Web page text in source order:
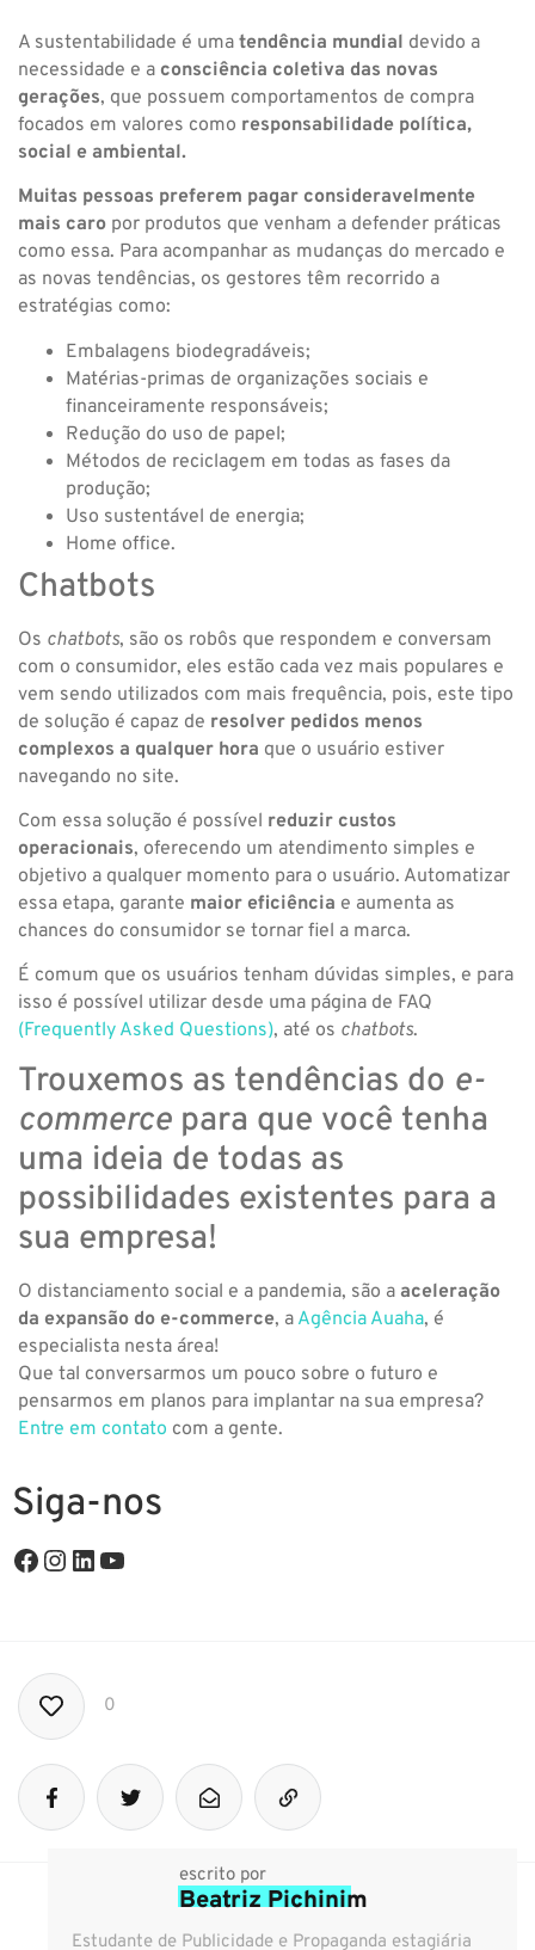
A sustentabilidade é uma tendência mundial devido a
necessidade e a consciência coletiva das novas
gerações, que possuem comportamentos de compra
focados em valores como responsabilidade política,
social e ambiental.
Muitas pessoas preferem pagar consideravelmente
mais caro por produtos que venham a defender práticas
como essa. Para acompanhar as mudanças do mercado e
as novas tendências, os gestores têm recorrido a
estratégias como:
Embalagens biodegradáveis;
Matérias-primas de organizações sociais e
financeiramente responsáveis;
Redução do uso de papel;
Métodos de reciclagem em todas as fases da
produção;
Uso sustentável de energia;
Home office.
Chatbots
Os chatbots, são os robôs que respondem e conversam
com o consumidor, eles estão cada vez mais populares e
vem sendo utilizados com mais frequência, pois, este tipo
de solução é capaz de resolver pedidos menos
complexos a qualquer hora que o usuário estiver
navegando no site.
Com essa solução é possível reduzir custos
operacionais, oferecendo um atendimento simples e
objetivo a qualquer momento para o usuário. Automatizar
essa etapa, garante maior eficiência e aumenta as
chances do consumidor se tornar fiel a marca.
É comum que os usuários tenham dúvidas simples, e para
isso é possível utilizar desde uma página de FAQ
(Frequently Asked Questions), até os chatbots.
Trouxemos as tendências do e-
commerce para que você tenha
uma ideia de todas as
possibilidades existentes para a
sua empresa!
O distanciamento social e a pandemia, são a aceleração
da expansão do e-commerce, a Agência Auaha, é
especialista nesta área!
Que tal conversarmos um pouco sobre o futuro e
pensarmos em planos para implantar na sua empresa?
Entre em contato com a gente.
Siga-nos
0
escrito por
Beatriz Pichinim
Estudante de Publicidade e Propaganda estagiária